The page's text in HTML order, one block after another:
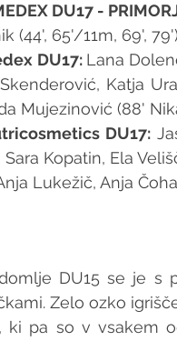
DU17 -
(44', 65'/11m, 69',
DU17: Lana
Katja
Mujezinović (88'
DU17:
Kopatin, Ela
Lukežič, Anja
DU15 se je s
Zelo ozko
ki pa so v vsakem